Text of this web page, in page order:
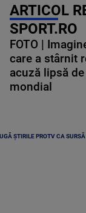
ARTICOL
SPORT.RO
FOTO |
care a stârnit
acuză lipsă
mondial
ȘTIRILE PROTV CA SURSĂ